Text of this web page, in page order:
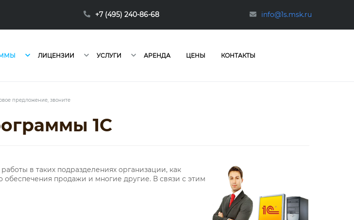
+7 (495) 240-86-68 info@1s.msk.ru
ЛИЦЕНЗИИ УСЛУГИ АРЕНДА ЦЕНЫ КОНТАКТЫ
предложение, звоните
1С
в таких подразделениях организации, как
обеспечения продажи и многие другие. В связи с этим